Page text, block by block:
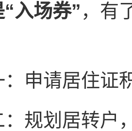
入场券” ，有
：申请居住证
：规划居转户